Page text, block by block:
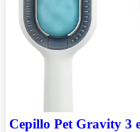
Cepillo Pet Gravity 3